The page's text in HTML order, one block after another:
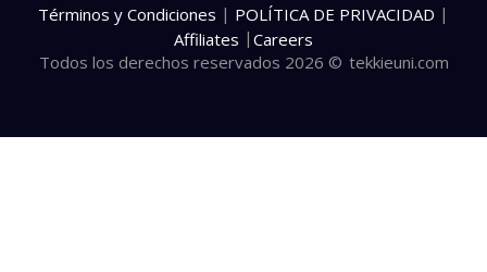
Todos los derechos reservados 2026 © tekkieuni.com
Términos y Condiciones | POLÍTICA DE PRIVACIDAD |
Affiliates | Careers